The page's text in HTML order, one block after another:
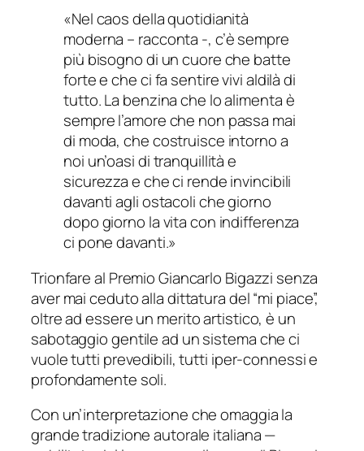
«Nel caos della quotidianità
moderna – racconta -, c’è sempre
più bisogno di un cuore che batte
forte e che ci fa sentire vivi aldilà di
tutto. La benzina che lo alimenta è
sempre l’amore che non passa mai
di moda, che costruisce intorno a
noi un’oasi di tranquillità e
sicurezza e che ci rende invincibili
davanti agli ostacoli che giorno
dopo giorno la vita con indifferenza
ci pone davanti.»
Trionfare al Premio Giancarlo Bigazzi senza
aver mai ceduto alla dittatura del “mi piace”,
oltre ad essere un merito artistico, è un
sabotaggio gentile ad un sistema che ci
vuole tutti prevedibili, tutti iper-connessi e
profondamente soli.
Con un’interpretazione che omaggia la
grande tradizione autorale italiana —